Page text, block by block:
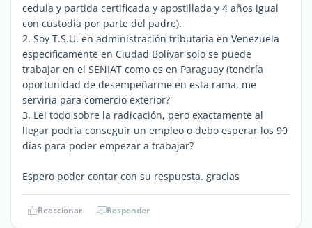
cedula y partida certificada y apostillada y 4 años igual
con custodia por parte del padre).
2. Soy T.S.U. en administración tributaria en Venezuela
especificamente en Ciudad Bolívar solo se puede
trabajar en el SENIAT como es en Paraguay (tendría
oportunidad de desempeñarme en esta rama, me
serviria para comercio exterior?
3. Lei todo sobre la radicación, pero exactamente al
llegar podria conseguir un empleo o debo esperar los 90
días para poder empezar a trabajar?
Espero poder contar con su respuesta. gracias
Reaccionar Responder